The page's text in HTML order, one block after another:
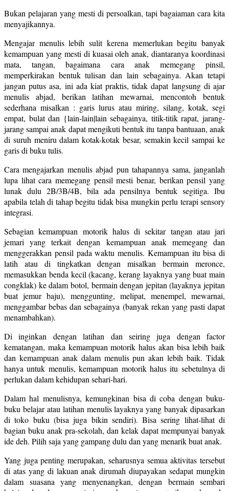
Bukan pelajaran yang mesti di persoalkan, tapi bagaiaman cara kita
menyajikannya.
Mengajar menulis lebih sulit kerena memerlukan begitu banyak
kemampuan yang mesti di kuasai oleh anak, diantaranya koordinasi
mata, tangan, bagaimana cara anak memegang pinsil,
memperkirakan bentuk tulisan dan lain sebagainya. Akan tetapi
jangan putus asa, ini ada kiat praktis, tidak dapat langsung di ajar
menulis abjad, berikan latihan mewarnai, mencontoh bentuk
sederhana misalkan : garis lurus atau miring, silang, kotak, segi
empat, bulat dan {lain-lain|lain sebagainya, titik-titik rapat, jarang-
jarang sampai anak dapat mengikuti bentuk itu tanpa bantuaan, anak
di suruh meniru dalam kotak-kotak besar, semakin kecil sampai ke
garis di buku tulis.
Cara mengajarkan menulis abjad pun tahapannya sama, janganlah
lupa lihat cara memegang pensil mesti benar, berikan pensil yang
lunak dulu 2B/3B/4B, bila ada pensilnya bentuk segitiga. Ibu
apabila telah di tahap begitu tidak bisa mungkin perlu terapi sensory
integrasi.
Sebagian kemampuan motorik halus di sekitar tangan atau jari
jemari yang terkait dengan kemampuan anak memegang dan
menggerakkan pensil pada waktu menulis. Kemampuan itu bisa di
latih atau di tingkatkan dengan misalkan bermain meronce,
memasukkan benda kecil (kacang, kerang layaknya yang buat main
congklak) ke dalam botol, bermain dengan jepitan (layaknya jepitan
buat jemur baju), menggunting, melipat, menempel, mewarnai,
menggambar bebas dan sebagainya (banyak rekan yang pasti dapat
menambahkan).
Di inginkan dengan latihan dan seiring juga dengan factor
kematangan, maka kemampuan motorik halus akan bisa lebih baik
dan kemampuan anak dalam menulis pun akan lebih baik. Tidak
hanya untuk menulis, kemampuan motorik halus itu sebetulnya di
perlukan dalam kehidupan sehari-hari.
Dalam hal menulisnya, kemungkinan bisa di coba dengan buku-
buku belajar atau latihan menulis layaknya yang banyak dipasarkan
di toko buku (bisa juga bikin sendiri). Bisa sering lihat-lihat di
bagian buku anak pra-sekolah, dan kelak dapat mempunyai banyak
ide deh. Pilih saja yang gampang dulu dan yang menarik buat anak.
Yang juga penting merupakan, seharusnya semua aktivitas tersebut
di atas yang di lakuan anak dirumah diupayakan sedapat mungkin
dalam suasana yang menyenangkan, dengan bermain sembari